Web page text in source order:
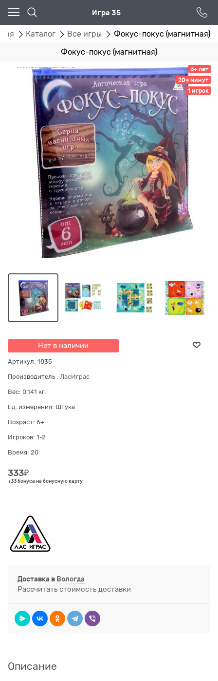
Игра 35
Каталог Все игры Фокус-покус (магнитная)
Фокус-покус (магнитная)
6+ лет
20+ минут
1 игрок
Нет в наличии
Артикул: 1835
Производитель : ЛасИграс
Вес: 0.141 кг.
Ед. измерения: Штука
Возраст: 6+
Игроков: 1-2
Время: 20
333₽
+33 бонуса на бонусную карту
Доставка в Вологда
Рассчитать стоимость доставки
Описание